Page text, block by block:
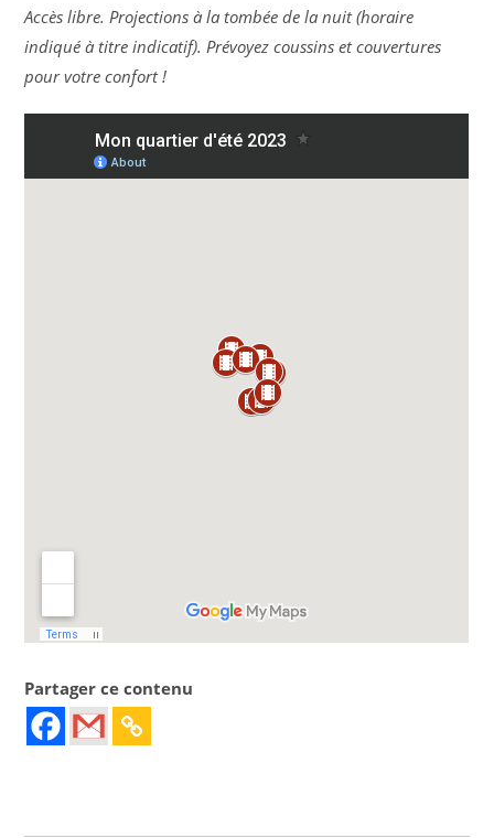
Accès libre. Projections à la tombée de la nuit (horaire
indiqué à titre indicatif). Prévoyez coussins et couvertures
pour votre confort !
Partager ce contenu